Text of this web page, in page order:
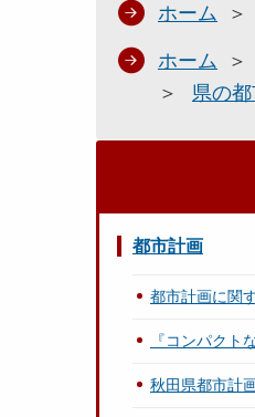
ホーム
ホーム
県の
都市計画
都市計画に関
『コンパクト
秋田県都市計